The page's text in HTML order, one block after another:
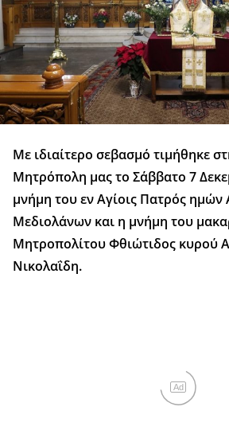
Με ιδιαίτερο σεβασμό τιμήθηκε
Μητρόπολη μας το Σάββατο 7
μνήμη του εν Αγίοις Πατρός
Μεδιολάνων και η μνήμη του
Μητροπολίτου Φθιώτιδος κυρού
Νικολαΐδη.
Ad